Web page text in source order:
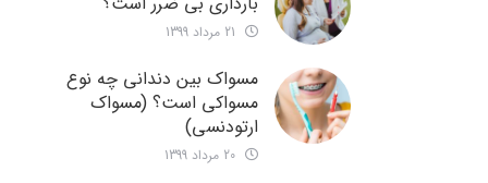
مسواک بین دندانی چه نوع
مسواکی است؟ (مسواک
ارتودنسی)